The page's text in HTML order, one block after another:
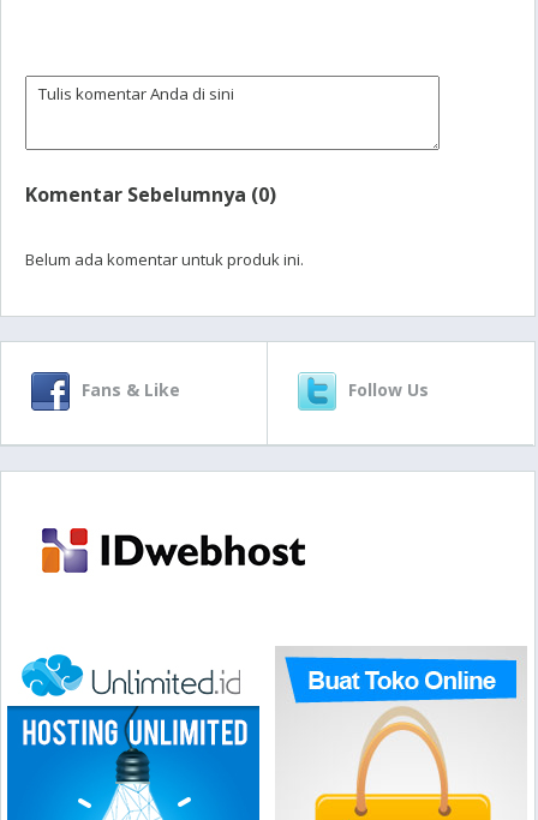
Komentar Sebelumnya (0)
Belum ada komentar untuk produk ini.
Fans & Like Follow Us